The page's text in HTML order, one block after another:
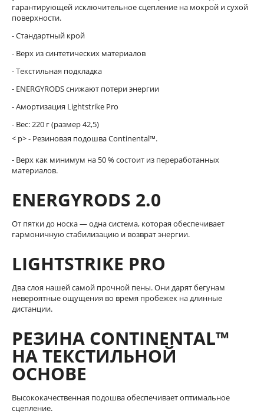
гарантирующей исключительное сцепление на мокрой и сухой
поверхности.
- Стандартный крой
- Верх из синтетических материалов
- Текстильная подкладка
- ENERGYRODS снижают потери энергии
- Амортизация Lightstrike Pro
- Вес: 220 г (размер 42,5)
< p> - Резиновая подошва Continental™.
- Верх как минимум на 50 % состоит из переработанных
материалов.
ENERGYRODS 2.0
От пятки до носка — одна система, которая обеспечивает
гармоничную стабилизацию и возврат энергии.
LIGHTSTRIKE PRO
Два слоя нашей самой прочной пены. Они дарят бегунам
невероятные ощущения во время пробежек на длинные
дистанции.
РЕЗИНА CONTINENTAL™
НА ТЕКСТИЛЬНОЙ
ОСНОВЕ
Высококачественная подошва обеспечивает оптимальное
сцепление.